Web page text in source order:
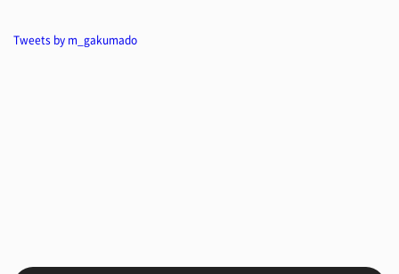
Tweets by m_gakumado